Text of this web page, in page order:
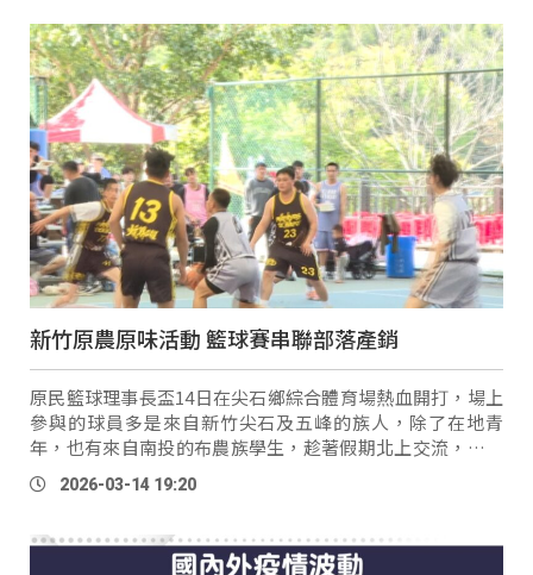
新竹原農原味活動 籃球賽串聯部落產銷
原民籃球理事長盃14日在尖石鄉綜合體育場熱血開打，場上
參與的球員多是來自新竹尖石及五峰的族人，除了在地青
年，也有來自南投的布農族學生，趁著假期北上交流，以球
會友 。 SPAZI球員Tiang
在南投讀書，因為同學也是這邊的 …
2026-03-14 19:20